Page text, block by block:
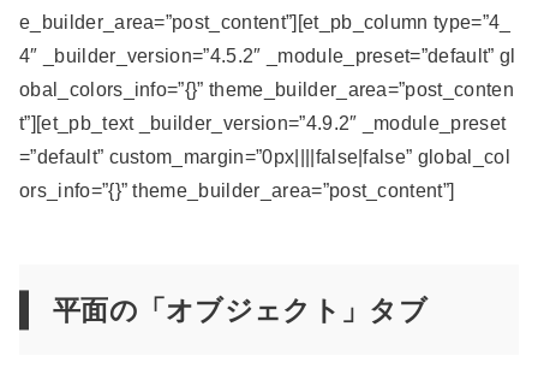
e_builder_area=”post_content”][et_pb_column type=”4_
4″ _builder_version=”4.5.2″ _module_preset=”default” gl
obal_colors_info=”{}” theme_builder_area=”post_conten
t”][et_pb_text _builder_version=”4.9.2″ _module_preset
=”default” custom_margin=”0px||||false|false” global_col
ors_info=”{}” theme_builder_area=”post_content”]
平面の「オブジェクト」タブ